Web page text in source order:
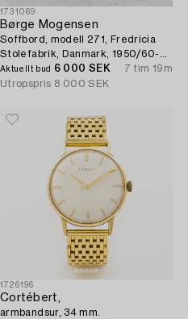
1731069
Børge Mogensen
Soffbord, modell 271, Fredricia
Stolefabrik, Danmark, 1950/60-
tal.
Aktuellt bud 6 000 SEK
7 tim 19m
Utropspris 8 000 SEK
1726196
Cortébert,
armbandsur, 34 mm.